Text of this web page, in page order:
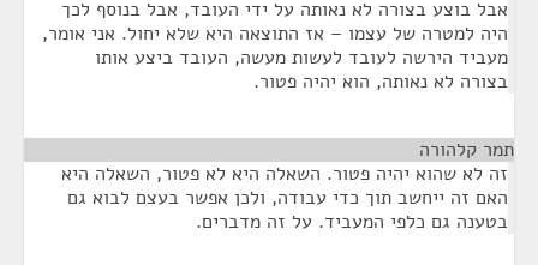
אבל בוצע בצורה לא נאותה על ידי העובד, אבל בנוסף לכך
היה למטרה של עצמו – אז התוצאה היא שלא יחול. אני אומר,
מעביד הירשה לעובד לעשות מעשה, העובד ביצע אותו
בצורה לא נאותה, הוא יהיה פטור.
תמר קלהורה
זה לא שהוא יהיה פטור. השאלה היא לא פטור, השאלה היא
האם זה ייחשב תוך כדי עבודה, ולכן אפשר בעצם לבוא גם
בטענה גם כלפי המעביד. על זה מדברים.